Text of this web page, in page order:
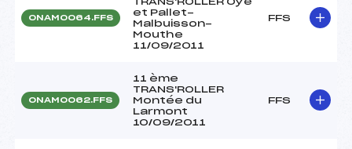
ONAM0064.FFS
et Pallet-
Malbuisson-
Mouthe
11/09/2011
FFS
ONAM0062.FFS
11 ème
TRANS'ROLLER
Montée du
Larmont
10/09/2011
FFS